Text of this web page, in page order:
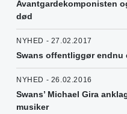
Avantgardekomponisten
død
NYHED - 27.02.2017
Swans offentliggør endnu
NYHED - 26.02.2016
Swans’ Michael Gira
musiker